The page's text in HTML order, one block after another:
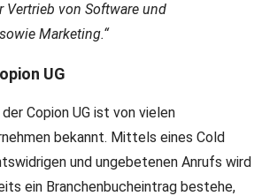
Vertrieb von Software und
Marketing.“
UG
Copion UG ist von vielen
bekannt. Mittels eines Cold
und ungebetenen Anrufs wird
ein Branchenbucheintrag bestehe,